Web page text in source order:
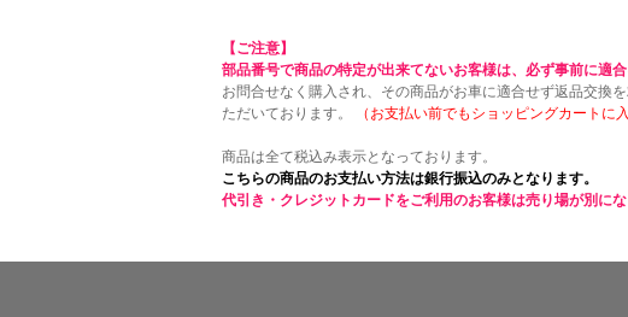
【ご注意】
部品番号で商品の特定が出来てないお客様は、必ず事前に適合
お問合せなく購入され、その商品がお車に適合せず返品交換を
ただいております。
（お支払い前でもショッピングカートに
商品は全て税込み表示となっております。
こちらの商品のお支払い方法は銀行振込のみとなります。
代引き・クレジットカードをご利用のお客様は売り場が別にな